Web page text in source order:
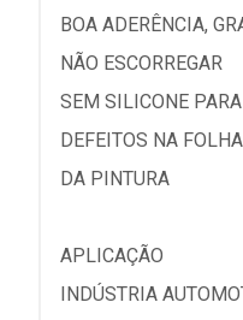
BOA ADERÊNCIA,
NÃO ESCORREGAR
SEM SILICONE
DEFEITOS NA
DA PINTURA
APLICAÇÃO
INDÚSTRIA